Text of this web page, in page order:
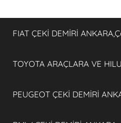
FIAT ÇEKİ DEMİRİ
TOYOTA ARAÇLARA VE
PEUGEOT ÇEKİ DEMİRİ